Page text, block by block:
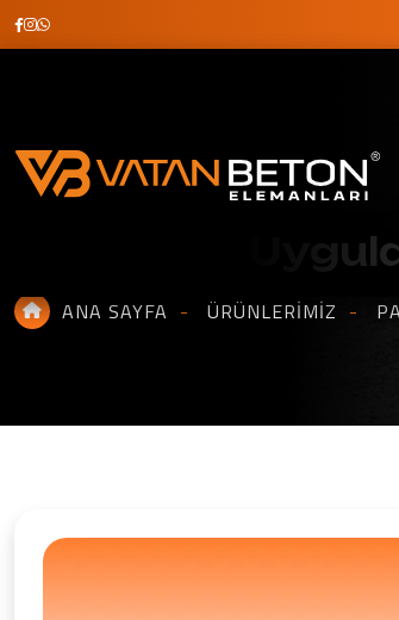
Kesik Taşı
ANA SAYFA ÜRÜNLERIMIZ